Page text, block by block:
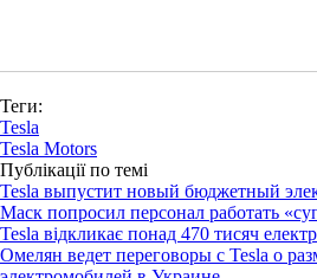
Теги:
Tesla
Tesla Motors
Публікації по темі
Tesla выпустит новый бюджетный
Маск попросил персонал работать
Tesla відкликає понад 470 тисяч
Омелян ведет переговоры с Tesla о